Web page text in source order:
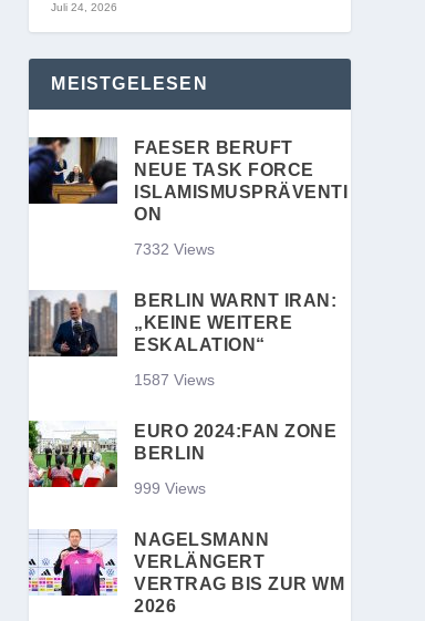
Juli 24, 2026
MEISTGELESEN
FAESER BERUFT
NEUE TASK FORCE
ISLAMISMUSPRÄVENTI
ON
7332 Views
BERLIN WARNT IRAN:
„KEINE WEITERE
ESKALATION“
1587 Views
EURO 2024:FAN ZONE
BERLIN
999 Views
NAGELSMANN
VERLÄNGERT
VERTRAG BIS ZUR WM
2026